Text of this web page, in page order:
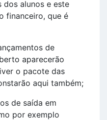
alunos e este
financeiro, que é
de
aparecerão
o pacote das
aqui também;
de saída em
por exemplo